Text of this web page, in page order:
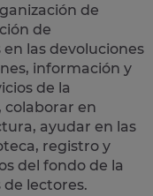
de
de
las devoluciones
información y
de la
colaborar en
ayudar en las
registro y
del fondo de la
lectores​.